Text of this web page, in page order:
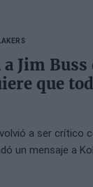
Jim
que
a ser crítico
un mensaje a